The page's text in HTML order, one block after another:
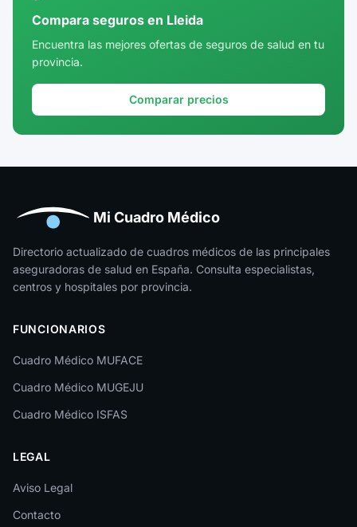
Cuenca
Girona
Huesca
Jaén
La Rioja
León
Lleida
Lugo
Málaga
Melilla
Murcia
Compara seguros en Lleida
Encuentra las mejores ofertas de seguros de salud en tu
provincia.
Comparar precios
Mi Cuadro Médico
Directorio actualizado de cuadros médicos de las principales
aseguradoras de salud en España. Consulta especialistas,
centros y hospitales por provincia.
FUNCIONARIOS
Cuadro Médico MUFACE
Cuadro Médico MUGEJU
Cuadro Médico ISFAS
LEGAL
Aviso Legal
Contacto